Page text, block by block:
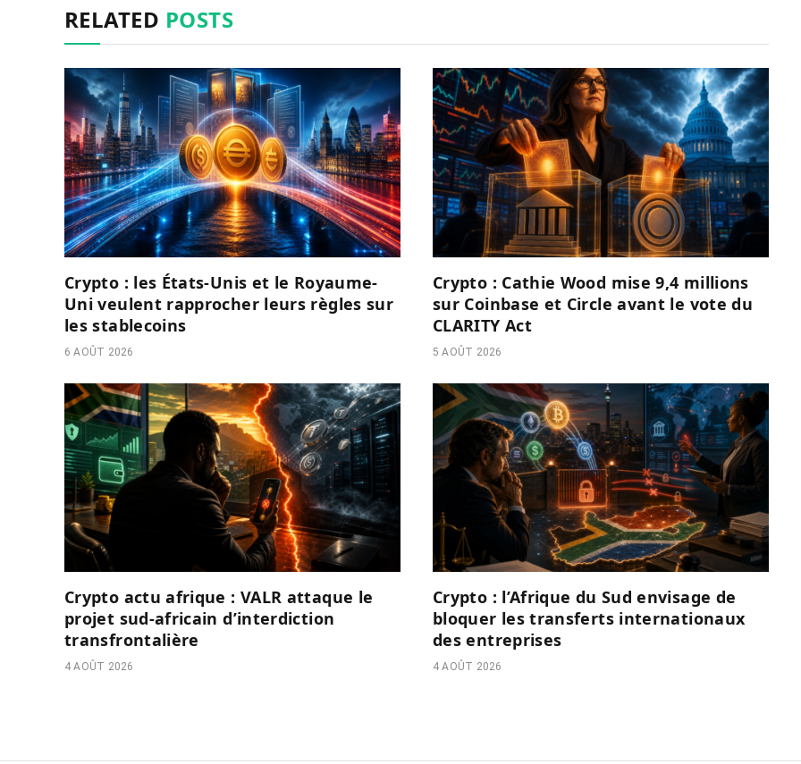
RELATED POSTS
Crypto : les États-Unis et le Royaume-
Uni veulent rapprocher leurs règles sur
les stablecoins
6 AOÛT 2026
Crypto : Cathie Wood mise 9,4 millions
sur Coinbase et Circle avant le vote du
CLARITY Act
5 AOÛT 2026
Crypto actu afrique : VALR attaque le
projet sud-africain d’interdiction
transfrontalière
4 AOÛT 2026
Crypto : l’Afrique du Sud envisage de
bloquer les transferts internationaux
des entreprises
4 AOÛT 2026